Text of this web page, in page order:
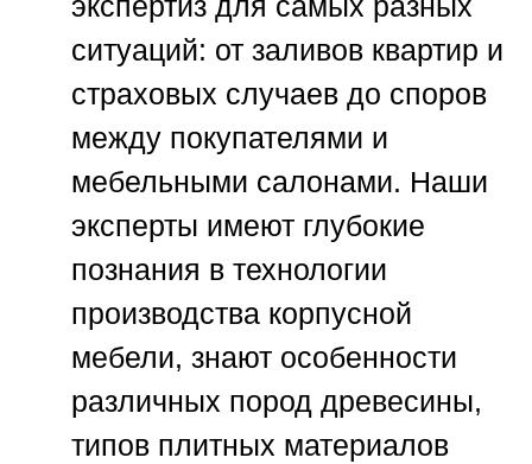
ситуаций: от заливов квартир и
страховых случаев до споров
между покупателями и
мебельными салонами. Наши
эксперты имеют глубокие
познания в технологии
производства корпусной
мебели, знают особенности
различных пород древесины,
типов плитных материалов